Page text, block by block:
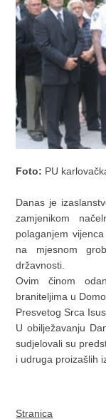
Foto: PU
Danas je
zamjenikom
polaganjem
na mjesnom
državnosti.
Ovim činom
braniteljima u
Presvetog Srca
U obilježavanju
sudjelovali su
i udruga proizašlih
Stranica